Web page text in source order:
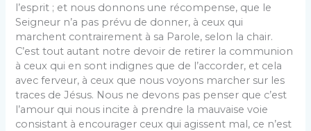
l’esprit ; et nous donnons une récompense, que le
Seigneur n’a pas prévu de donner, à ceux qui
marchent contrairement à sa Parole, selon la chair.
C’est tout autant notre devoir de retirer la communion
à ceux qui en sont indignes que de l’accorder, et cela
avec ferveur, à ceux que nous voyons marcher sur les
traces de Jésus. Nous ne devons pas penser que c’est
l’amour qui nous incite à prendre la mauvaise voie
consistant à encourager ceux qui agissent mal, ce n’est